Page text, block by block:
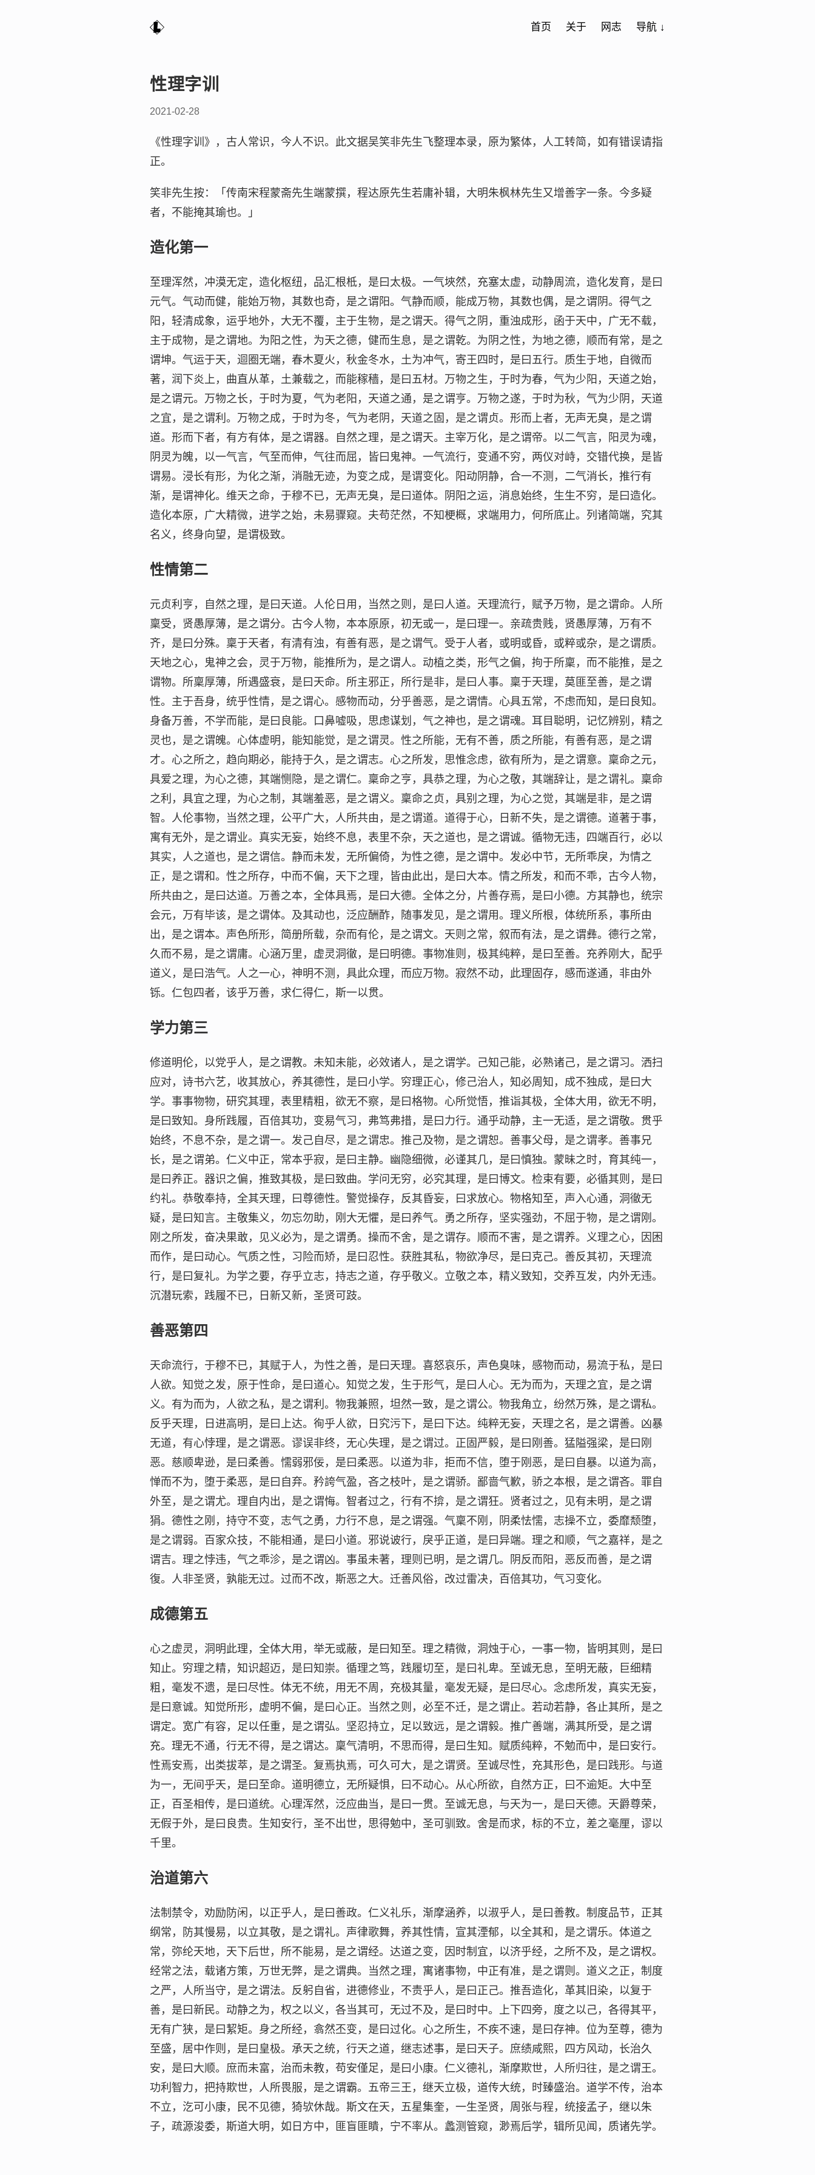
首页 关于 网志 导航 ↓
性理字训
2021-02-28
《性理字训》，古人常识，今人不识。此文据吴笑非先生飞整理本录，原为繁体，人工转简，如有错误请指
正。
笑非先生按：「传南宋程蒙斋先生端蒙撰，程达原先生若庸补辑，大明朱枫林先生又增善字一条。今多疑
者，不能掩其瑜也。」
造化第一
至理浑然，冲漠无定，造化枢纽，品汇根柢，是曰太极。一气埉然，充塞太虚，动静周流，造化发育，是曰
元气。气动而健，能始万物，其数也奇，是之谓阳。气静而顺，能成万物，其数也偶，是之谓阴。得气之
阳，轻清成象，运乎地外，大无不覆，主于生物，是之谓天。得气之阴，重浊成形，函于天中，广无不载，
主于成物，是之谓地。为阳之性，为天之德，健而生息，是之谓乾。为阴之性，为地之德，顺而有常，是之
谓坤。气运于天，迴圈无端，春木夏火，秋金冬水，土为冲气，寄王四时，是曰五行。质生于地，自微而
著，润下炎上，曲直从革，土兼载之，而能稼穑，是曰五材。万物之生，于时为春，气为少阳，天道之始，
是之谓元。万物之长，于时为夏，气为老阳，天道之通，是之谓亨。万物之遂，于时为秋，气为少阴，天道
之宜，是之谓利。万物之成，于时为冬，气为老阴，天道之固，是之谓贞。形而上者，无声无臭，是之谓
道。形而下者，有方有体，是之谓器。自然之理，是之谓天。主宰万化，是之谓帝。以二气言，阳灵为魂，
阴灵为魄，以一气言，气至而伸，气往而屈，皆曰鬼神。一气流行，变通不穷，两仪对峙，交错代换，是皆
谓易。浸长有形，为化之渐，消融无迹，为变之成，是谓变化。阳动阴静，合一不测，二气消长，推行有
渐，是谓神化。维天之命，于穆不已，无声无臭，是曰道体。阴阳之运，消息始终，生生不穷，是曰造化。
造化本原，广大精微，进学之始，未易骤窥。夫苟茫然，不知梗概，求端用力，何所底止。列诸简端，究其
名义，终身向望，是谓极致。
性情第二
元贞利亨，自然之理，是曰天道。人伦日用，当然之则，是曰人道。天理流行，赋予万物，是之谓命。人所
稟受，贤愚厚薄，是之谓分。古今人物，本本原原，初无或一，是曰理一。亲疏贵贱，贤愚厚薄，万有不
齐，是曰分殊。稟于天者，有清有浊，有善有恶，是之谓气。受于人者，或明或昏，或粹或杂，是之谓质。
天地之心，鬼神之会，灵于万物，能推所为，是之谓人。动植之类，形气之偏，拘于所稟，而不能推，是之
谓物。所稟厚薄，所遇盛衰，是曰天命。所主邪正，所行是非，是曰人事。稟于天理，莫匪至善，是之谓
性。主于吾身，统乎性情，是之谓心。感物而动，分乎善恶，是之谓情。心具五常，不虑而知，是曰良知。
身备万善，不学而能，是曰良能。口鼻嘘吸，思虑谋划，气之神也，是之谓魂。耳目聪明，记忆辨别，精之
灵也，是之谓魄。心体虚明，能知能觉，是之谓灵。性之所能，无有不善，质之所能，有善有恶，是之谓
才。心之所之，趋向期必，能持于久，是之谓志。心之所发，思惟念虑，欲有所为，是之谓意。稟命之元，
具爱之理，为心之德，其端恻隐，是之谓仁。稟命之亨，具恭之理，为心之敬，其端辞让，是之谓礼。稟命
之利，具宜之理，为心之制，其端羞恶，是之谓义。稟命之贞，具别之理，为心之觉，其端是非，是之谓
智。人伦事物，当然之理，公平广大，人所共由，是之谓道。道得于心，日新不失，是之谓德。道著于事，
寓有无外，是之谓业。真实无妄，始终不息，表里不杂，天之道也，是之谓诚。循物无违，四端百行，必以
其实，人之道也，是之谓信。静而未发，无所偏倚，为性之德，是之谓中。发必中节，无所乖戾，为情之
正，是之谓和。性之所存，中而不偏，天下之理，皆由此出，是曰大本。情之所发，和而不乖，古今人物，
所共由之，是曰达道。万善之本，全体具焉，是曰大德。全体之分，片善存焉，是曰小德。方其静也，统宗
会元，万有毕该，是之谓体。及其动也，泛应酬酢，随事发见，是之谓用。理义所根，体统所系，事所由
出，是之谓本。声色所形，简册所载，杂而有伦，是之谓文。天则之常，叙而有法，是之谓彝。德行之常，
久而不易，是之谓庸。心涵万里，虚灵洞徹，是曰明德。事物准则，极其纯粹，是曰至善。充养刚大，配乎
道义，是曰浩气。人之一心，神明不测，具此众理，而应万物。寂然不动，此理固存，感而遂通，非由外
铄。仁包四者，该乎万善，求仁得仁，斯一以贯。
学力第三
修道明伦，以党乎人，是之谓教。未知未能，必效诸人，是之谓学。己知己能，必熟诸己，是之谓习。洒扫
应对，诗书六艺，收其放心，养其德性，是曰小学。穷理正心，修己治人，知必周知，成不独成，是曰大
学。事事物物，研究其理，表里精粗，欲无不察，是曰格物。心所觉悟，推诣其极，全体大用，欲无不明，
是曰致知。身所践履，百倍其功，变易气习，弗笃弗措，是曰力行。通乎动静，主一无适，是之谓敬。贯乎
始终，不息不杂，是之谓一。发己自尽，是之谓忠。推己及物，是之谓恕。善事父母，是之谓孝。善事兄
长，是之谓弟。仁义中正，常本乎寂，是曰主静。幽隐细微，必谨其几，是曰慎独。蒙昧之时，育其纯一，
是曰养正。器识之偏，推致其极，是曰致曲。学问无穷，必究其理，是曰博文。检束有要，必循其则，是曰
约礼。恭敬奉持，全其天理，曰尊德性。警觉操存，反其昏妄，曰求放心。物格知至，声入心通，洞徹无
疑，是曰知言。主敬集义，勿忘勿助，刚大无懼，是曰养气。勇之所存，坚实强劲，不屈于物，是之谓刚。
刚之所发，奋决果敢，见义必为，是之谓勇。操而不舍，是之谓存。顺而不害，是之谓养。义理之心，因困
而作，是曰动心。气质之性，习险而矫，是曰忍性。获胜其私，物欲净尽，是曰克己。善反其初，天理流
行，是曰复礼。为学之要，存乎立志，持志之道，存乎敬义。立敬之本，精义致知，交养互发，内外无违。
沉潜玩索，践履不已，日新又新，圣贤可跂。
善恶第四
天命流行，于穆不已，其赋于人，为性之善，是曰天理。喜怒哀乐，声色臭味，感物而动，易流于私，是曰
人欲。知觉之发，原于性命，是曰道心。知觉之发，生于形气，是曰人心。无为而为，天理之宜，是之谓
义。有为而为，人欲之私，是之谓利。物我兼照，坦然一致，是之谓公。物我角立，纷然万殊，是之谓私。
反乎天理，日进高明，是曰上达。徇乎人欲，日究污下，是曰下达。纯粹无妄，天理之名，是之谓善。凶暴
无道，有心悖理，是之谓恶。谬误非终，无心失理，是之谓过。正固严毅，是曰刚善。猛隘强梁，是曰刚
恶。慈顺卑逊，是曰柔善。懦弱邪佞，是曰柔恶。以道为非，拒而不信，堕于刚恶，是曰自暴。以道为高，
惮而不为，堕于柔恶，是曰自弃。矜誇气盈，吝之枝叶，是之谓骄。鄙啬气歉，骄之本根，是之谓吝。罪自
外至，是之谓尤。理自内出，是之谓悔。智者过之，行有不揜，是之谓狂。贤者过之，见有未明，是之谓
狷。德性之刚，持守不变，志气之勇，力行不息，是之谓强。气稟不刚，阴柔怯懦，志操不立，委靡颓堕，
是之谓弱。百家众技，不能相通，是曰小道。邪说诐行，戾乎正道，是曰异端。理之和顺，气之嘉祥，是之
谓吉。理之悖违，气之乖沴，是之谓凶。事虽未著，理则已明，是之谓几。阴反而阳，恶反而善，是之谓
復。人非圣贤，孰能无过。过而不改，斯恶之大。迁善风俗，改过雷决，百倍其功，气习变化。
成德第五
心之虚灵，洞明此理，全体大用，举无或蔽，是曰知至。理之精微，洞烛于心，一事一物，皆明其则，是曰
知止。穷理之精，知识超迈，是曰知崇。循理之笃，践履切至，是曰礼卑。至诚无息，至明无蔽，巨细精
粗，毫发不遗，是曰尽性。体无不统，用无不周，充极其量，毫发无疑，是曰尽心。念虑所发，真实无妄，
是曰意诚。知觉所形，虚明不偏，是曰心正。当然之则，必至不迁，是之谓止。若动若静，各止其所，是之
谓定。宽广有容，足以任重，是之谓弘。坚忍持立，足以致远，是之谓毅。推广善端，满其所受，是之谓
充。理无不通，行无不得，是之谓达。稟气清明，不思而得，是曰生知。赋质纯粹，不勉而中，是曰安行。
性焉安焉，出类拔萃，是之谓圣。复焉执焉，可久可大，是之谓贤。至诚尽性，充其形色，是曰践形。与道
为一，无间乎天，是曰至命。道明德立，无所疑惧，曰不动心。从心所欲，自然方正，曰不逾矩。大中至
正，百圣相传，是曰道统。心理浑然，泛应曲当，是曰一贯。至诚无息，与天为一，是曰天德。天爵尊荣，
无假于外，是曰良贵。生知安行，圣不出世，思得勉中，圣可驯致。舍是而求，标的不立，差之毫厘，谬以
千里。
治道第六
法制禁令，劝励防闲，以正乎人，是曰善政。仁义礼乐，渐摩涵养，以淑乎人，是曰善教。制度品节，正其
纲常，防其慢易，以立其敬，是之谓礼。声律歌舞，养其性情，宣其湮郁，以全其和，是之谓乐。体道之
常，弥纶天地，天下后世，所不能易，是之谓经。达道之变，因时制宜，以济乎经，之所不及，是之谓权。
经常之法，载诸方策，万世无弊，是之谓典。当然之理，寓诸事物，中正有准，是之谓则。道义之正，制度
之严，人所当守，是之谓法。反躬自省，进德修业，不责乎人，是曰正己。推吾造化，革其旧染，以复于
善，是曰新民。动静之为，权之以义，各当其可，无过不及，是曰时中。上下四旁，度之以己，各得其平，
无有广狭，是曰絜矩。身之所经，翕然丕变，是曰过化。心之所生，不疾不速，是曰存神。位为至尊，德为
至盛，居中作则，是曰皇极。承天之统，行天之道，继志述事，是曰天子。庶绩咸熙，四方风动，长治久
安，是曰大顺。庶而未富，治而未教，苟安僅足，是曰小康。仁义德礼，渐摩欺世，人所归往，是之谓王。
功利智力，把持欺世，人所畏服，是之谓霸。五帝三王，继天立极，道传大统，时臻盛治。道学不传，治本
不立，汔可小康，民不见德，猗欤休哉。斯文在天，五星集奎，一生圣贤，周张与程，统接孟子，继以朱
子，疏源浚委，斯道大明，如日方中，匪盲匪瞶，宁不率从。蠡测管窥，渺焉后学，辑所见闻，质诸先学。